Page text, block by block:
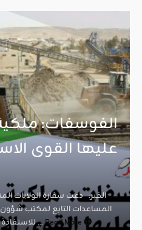
الفوسفات:
عليها القوى
الخبر: دعت سفارة الولايات
المساعدات التابع لمكتب شؤون
للاستفادة من مبادرة جديدة كبرى تهدف ...Read More